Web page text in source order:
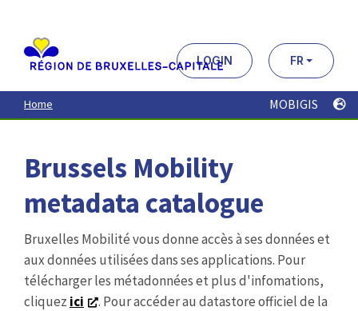
contenu
principal
LOGIN FR
Home MOBIGIS
Brussels Mobility
metadata catalogue
Bruxelles Mobilité vous donne accès à ses données et
aux données utilisées dans ses applications. Pour
télécharger les métadonnées et plus d'infomations,
cliquez ici
. Pour accéder au datastore officiel de la